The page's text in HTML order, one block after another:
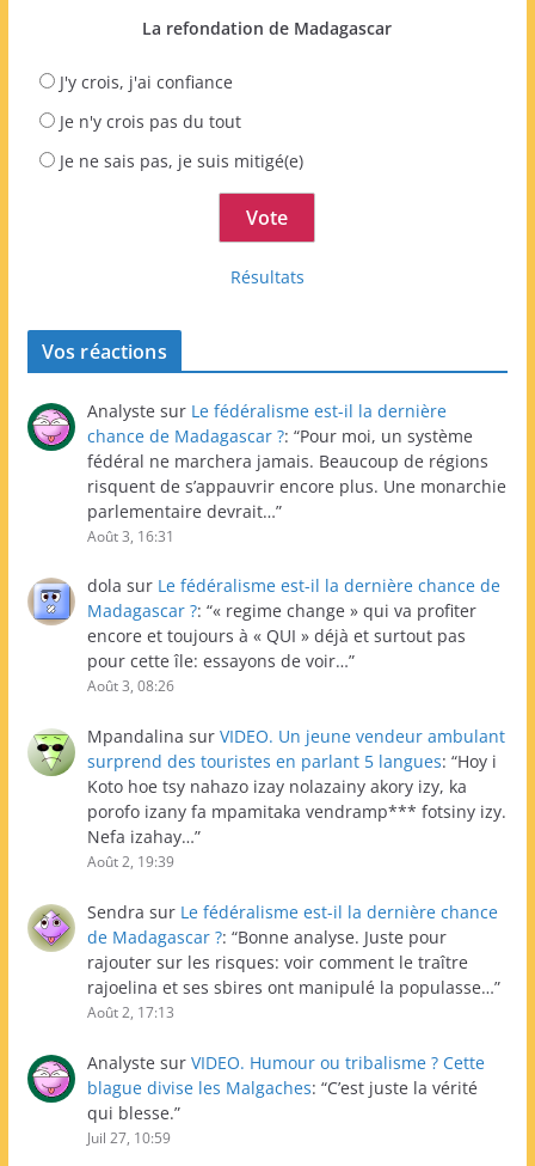
La refondation de Madagascar
J'y crois, j'ai confiance
Je n'y crois pas du tout
Je ne sais pas, je suis mitigé(e)
Résultats
Vos réactions
Analyste sur Le fédéralisme est-il la dernière
chance de Madagascar ?: “Pour moi, un système
fédéral ne marchera jamais. Beaucoup de régions
risquent de s’appauvrir encore plus. Une monarchie
parlementaire devrait…”
Août 3, 16:31
dola sur Le fédéralisme est-il la dernière chance de
Madagascar ?: “« regime change » qui va profiter
encore et toujours à « QUI » déjà et surtout pas
pour cette île: essayons de voir…”
Août 3, 08:26
Mpandalina sur VIDEO. Un jeune vendeur ambulant
surprend des touristes en parlant 5 langues: “Hoy i
Koto hoe tsy nahazo izay nolazainy akory izy, ka
porofo izany fa mpamitaka vendramp*** fotsiny izy.
Nefa izahay…”
Août 2, 19:39
Sendra sur Le fédéralisme est-il la dernière chance
de Madagascar ?: “Bonne analyse. Juste pour
rajouter sur les risques: voir comment le traître
rajoelina et ses sbires ont manipulé la populasse…”
Août 2, 17:13
Analyste sur VIDEO. Humour ou tribalisme ? Cette
blague divise les Malgaches: “C’est juste la vérité
qui blesse.”
Juil 27, 10:59